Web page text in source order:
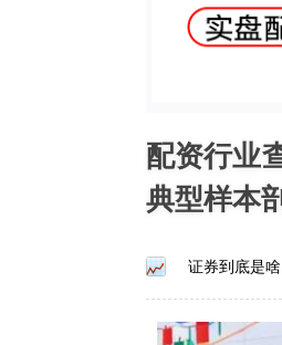
配资行业
典型样本
证券到底是啥